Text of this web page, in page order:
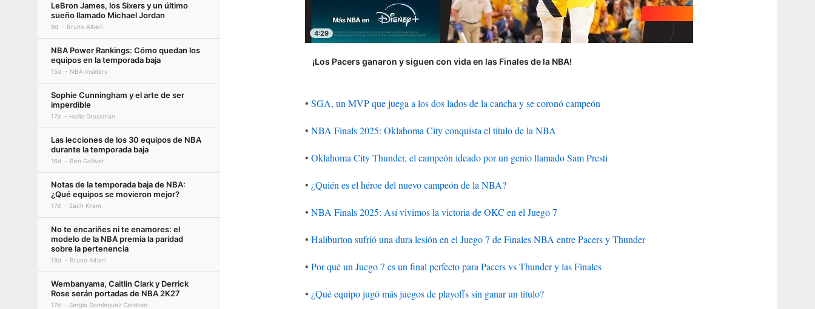
LeBron James, los Sixers y un último
sueño llamado Michael Jordan
9d Bruno Altieri
NBA Power Rankings: Cómo quedan los
equipos en la temporada baja
15d NBA Insiders
Sophie Cunningham y el arte de ser
imperdible
17d Hallie Grossman
Las lecciones de los 30 equipos de NBA
durante la temporada baja
16d Ben Golliver
Notas de la temporada baja de NBA:
¿Qué equipos se movieron mejor?
17d Zach Kram
No te encariñes ni te enamores: el
modelo de la NBA premia la paridad
sobre la pertenencia
18d Bruno Altieri
Wembanyama, Caitlin Clark y Derrick
Rose serán portadas de NBA 2K27
17d Sergio Domínguez Cardoso
4:29
¡Los Pacers ganaron y siguen con vida en las Finales de la NBA!
• SGA, un MVP que juega a los dos lados de la cancha y se coronó campeón
• NBA Finals 2025: Oklahoma City conquista el título de la NBA
• Oklahoma City Thunder, el campeón ideado por un genio llamado Sam Presti
• ¿Quién es el héroe del nuevo campeón de la NBA?
• NBA Finals 2025: Así vivimos la victoria de OKC en el Juego 7
• Haliburton sufrió una dura lesión en el Juego 7 de Finales NBA entre Pacers y Thunder
• Por qué un Juego 7 es un final perfecto para Pacers vs Thunder y las Finales
• ¿Qué equipo jugó más juegos de playoffs sin ganar un título?